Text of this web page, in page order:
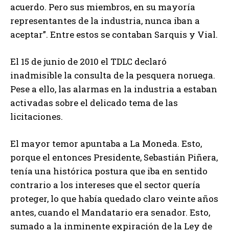
acuerdo. Pero sus miembros, en su mayoría
representantes de la industria, nunca iban a
aceptar”. Entre estos se contaban Sarquis y Vial.
El 15 de junio de 2010 el TDLC declaró
inadmisible la consulta de la pesquera noruega.
Pese a ello, las alarmas en la industria a estaban
activadas sobre el delicado tema de las
licitaciones.
El mayor temor apuntaba a La Moneda. Esto,
porque el entonces Presidente, Sebastián Piñera,
tenía una histórica postura que iba en sentido
contrario a los intereses que el sector quería
proteger, lo que había quedado claro veinte años
antes, cuando el Mandatario era senador. Esto,
sumado a la inminente expiración de la Ley de